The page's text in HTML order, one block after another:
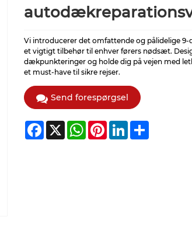
Vi introducerer det omfattende og pålidelige
et vigtigt tilbehør til enhver førers nødsæt.
dækpunkteringer og holde dig på vejen med
et must-have til sikre rejser.
Send forespørgsel
Facebook
X WhatsAppPinterestLinkedInShare